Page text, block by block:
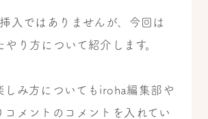
入ではありませんが、今回は
り方について紹介します。
しみ方についてもiroha編集部や
コメントのコメントを入れてい